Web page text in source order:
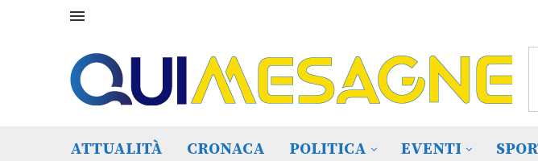
ATTUALITÀ CRONACA POLITICA EVENTI